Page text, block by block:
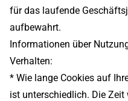
für das laufende
aufbewahrt.
Informationen über
Verhalten:
* Wie lange Cookies auf
ist unterschiedlich. Die